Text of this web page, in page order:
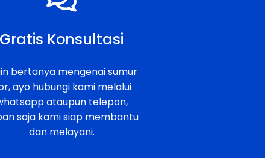
Gratis Konsultasi
bertanya mengenai sumur
ayo hubungi kami melalui
ataupun telepon,
saja kami siap membantu
dan melayani.